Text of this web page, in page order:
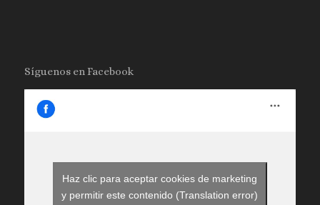
Síguenos en Facebook
Haz clic para aceptar cookies de marketing
y permitir este contenido (Translation error)